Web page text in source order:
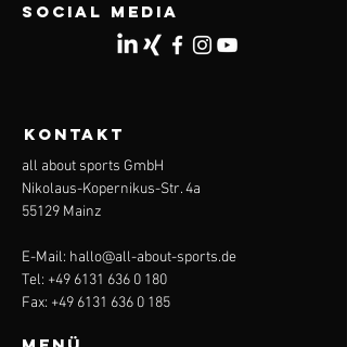
Social Media
KONTAKT
all about sports GmbH
Nikolaus-Kopernikus-Str. 4a
55129 Mainz
E-Mail: hallo@all-about-sports.de
Tel: +49 6131 636 0 180
Fax: +49 6131 636 0 185